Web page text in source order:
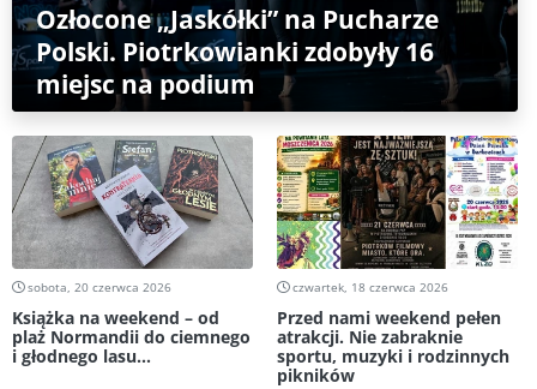
Ozłocone „Jaskółki” na Pucharze
Polski. Piotrkowianki zdobyły 16
miejsc na podium
sobota, 20 czerwca 2026
Książka na weekend – od
plaż Normandii do ciemnego
i głodnego lasu...
czwartek, 18 czerwca 2026
Przed nami weekend pełen
atrakcji. Nie zabraknie
sportu, muzyki i rodzinnych
pikników